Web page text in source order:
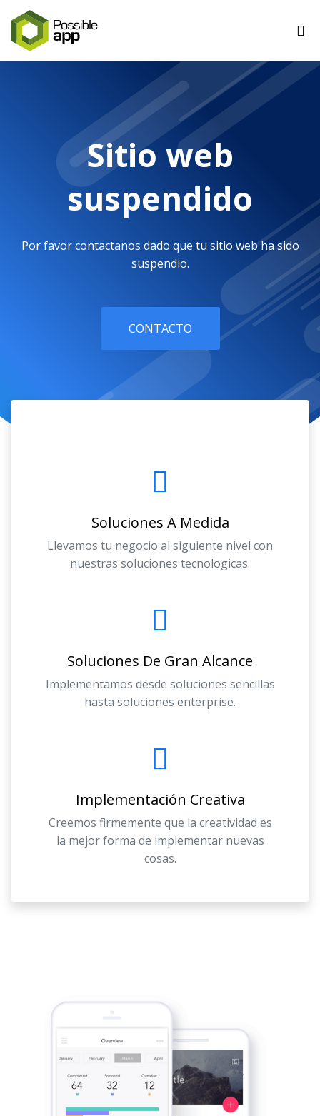
Sitio web
suspendido
Por favor contactanos dado que tu sitio web ha sido
suspendio.
CONTACTO
Soluciones A Medida
Llevamos tu negocio al siguiente nivel con
nuestras soluciones tecnologicas.
Soluciones De Gran Alcance
Implementamos desde soluciones sencillas
hasta soluciones enterprise.
Implementación Creativa
Creemos firmemente que la creatividad es
la mejor forma de implementar nuevas
cosas.